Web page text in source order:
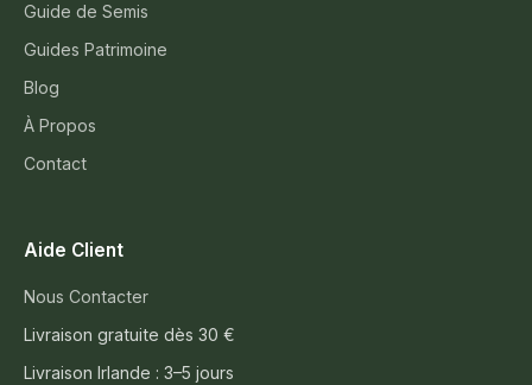
Guide de Semis
Guides Patrimoine
Blog
À Propos
Contact
Aide Client
Nous Contacter
Livraison gratuite dès 30 €
Livraison Irlande : 3–5 jours